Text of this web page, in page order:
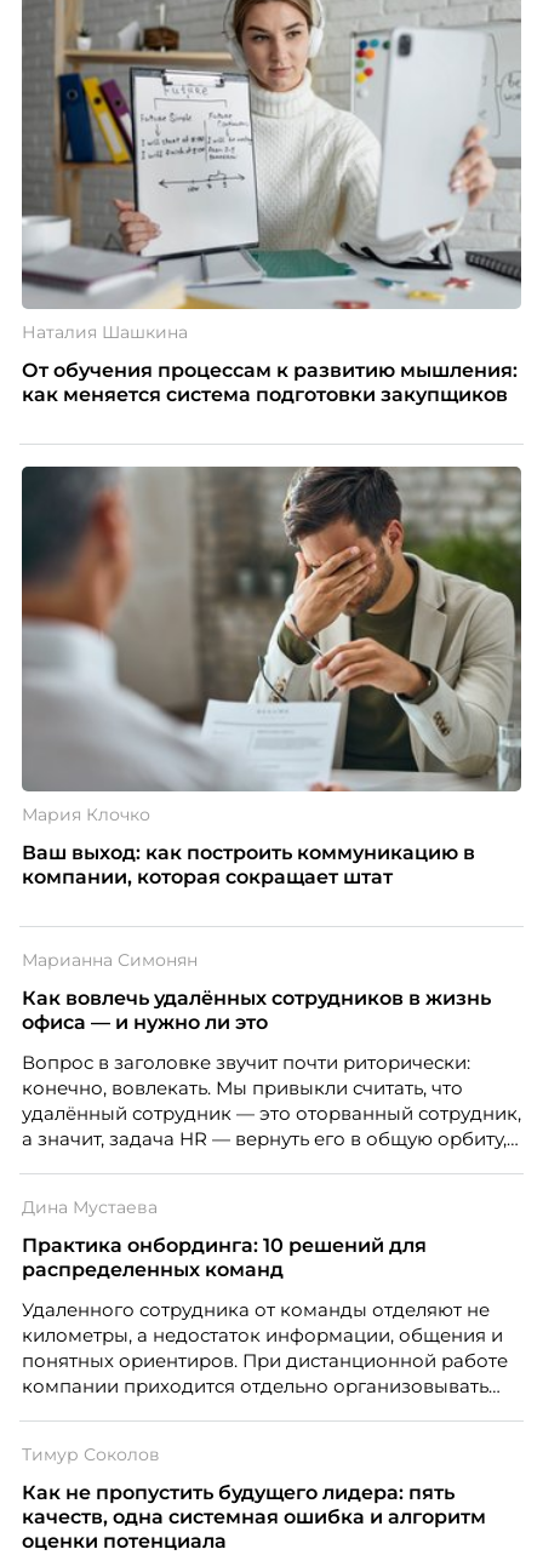
Наталия Шашкина
От обучения процессам к развитию мышления:
как меняется система подготовки закупщиков
Мария Клочко
Ваш выход: как построить коммуникацию в
компании, которая сокращает штат
Марианна Симонян
Как вовлечь удалённых сотрудников в жизнь
офиса — и нужно ли это
Вопрос в заголовке звучит почти риторически:
конечно, вовлекать. Мы привыкли считать, что
удалённый сотрудник — это оторванный сотрудник,
а значит, задача HR — вернуть его в общую орбиту,
вовлечения, стоит остановиться на неудобном
факте: данные говорят ровно обратное тому, что
подсказывает интуиция. Автор свежего выпуска
People Analytics, приглашённый лектор НИУ ВШЭ и
МИФИ, автор книги «Дао женской карьеры».
Дина Мустаева
Практика онбординга: 10 решений для
распределенных команд
Удаленного сотрудника от команды отделяют не
километры, а недостаток информации, общения и
понятных ориентиров. При дистанционной работе
компании приходится отдельно организовывать
по работе с персоналом Инфомаксимум,
рассказывает, как выстроить адаптацию
распределенной команды без лишнего контроля и
бесконечных созвонов.
Тимур Соколов
Как не пропустить будущего лидера: пять
качеств, одна системная ошибка и алгоритм
оценки потенциала